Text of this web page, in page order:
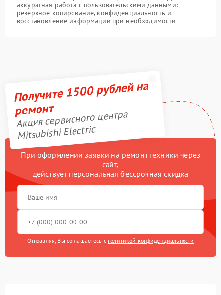
аккуратная работа с пользовательскими данными:
резервное копирование, конфиденциальность и
восстановление информации при необходимости
Получите 1500 рублей на
ремонт
Акция сервисного центра
Mitsubishi Electric
При оформлении заявки на ремонт техники через
сайт,
действует персональная бессрочная скидка
Отправляя, Вы соглашаетесь с политикой конфиденциальности